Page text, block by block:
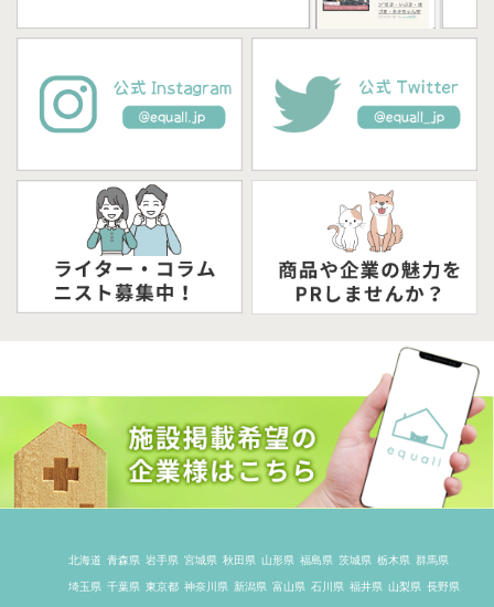
北海道 青森県 岩手県 宮城県 秋田県 山形県 福島県 茨城県 栃木県 群馬県
埼玉県 千葉県 東京都 神奈川県 新潟県 富山県 石川県 福井県 山梨県 長野県